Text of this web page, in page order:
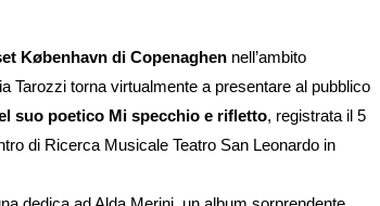
København di Copenaghen nell’ambito
Tarozzi torna virtualmente a presentare al pubblico
suo poetico Mi specchio e rifletto, registrata il 5
di Ricerca Musicale Teatro San Leonardo in